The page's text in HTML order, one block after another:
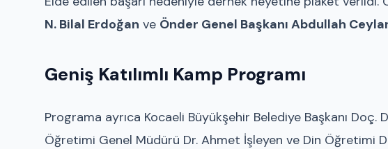
N. Bilal Erdoğan ve Önder Genel Başkanı Abdullah
Geniş Katılımlı Kamp Programı
Programa ayrıca Kocaeli Büyükşehir Belediye Başkanı Doç.
Öğretimi Genel Müdürü Dr. Ahmet İşleyen ve Din Öğretimi